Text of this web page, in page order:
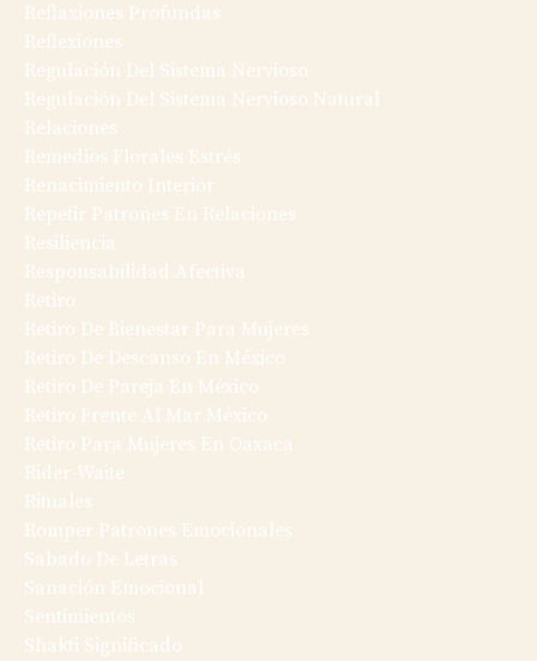
Reflaxiones Profundas
Reflexiones
Regulación Del Sistema Nervioso
Regulación Del Sistema Nervioso Natural
Relaciones
Remedios Florales Estrés
Renacimiento Interior
Repetir Patrones En Relaciones
Resiliencia
Responsabilidad Afectiva
Retiro
Retiro De Bienestar Para Mujeres
Retiro De Descanso En México
Retiro De Pareja En México
Retiro Frente Al Mar México
Retiro Para Mujeres En Oaxaca
Rider-Waite
Rituales
Romper Patrones Emocionales
Sabado De Letras
Sanación Emocional
Sentimientos
Shakti Significado